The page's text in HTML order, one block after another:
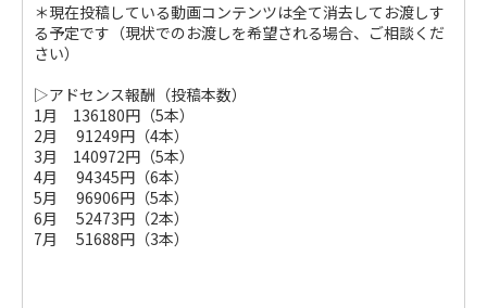
＊現在投稿している動画コンテンツは全て消去してお渡しす
る予定です（現状でのお渡しを希望される場合、ご相談くだ
さい）
▷アドセンス報酬（投稿本数）
1月 136180円（5本）
2月 91249円（4本）
3月 140972円（5本）
4月 94345円（6本）
5月 96906円（5本）
6月 52473円（2本）
7月 51688円（3本）